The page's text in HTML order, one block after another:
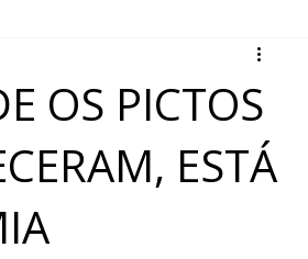
OS PICTOS
ESTÁ